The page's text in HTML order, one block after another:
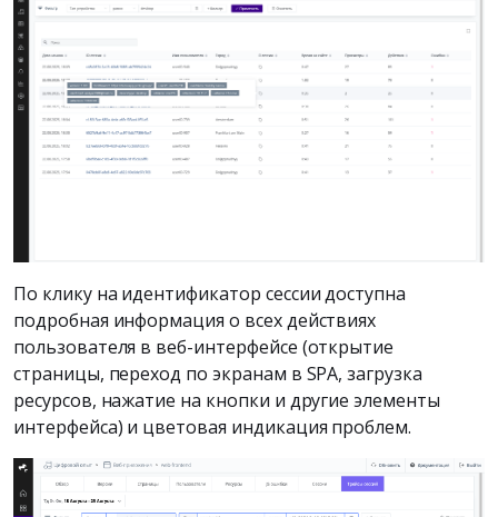
По клику на идентификатор сессии доступна
подробная информация о всех действиях
пользователя в веб-интерфейсе (открытие
страницы, переход по экранам в SPA, загрузка
ресурсов, нажатие на кнопки и другие элементы
интерфейса) и цветовая индикация проблем.